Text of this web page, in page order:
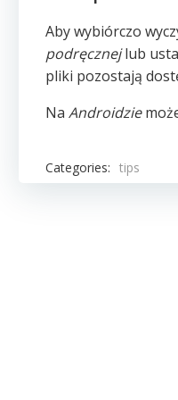
Aby wybiórczo
podręcznejlub
pliki pozostają
Na Androidzie
Categories: tips